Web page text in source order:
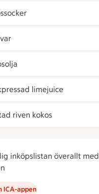
limejuice
riven kokos
inköpslistan överallt med
ICA-appen